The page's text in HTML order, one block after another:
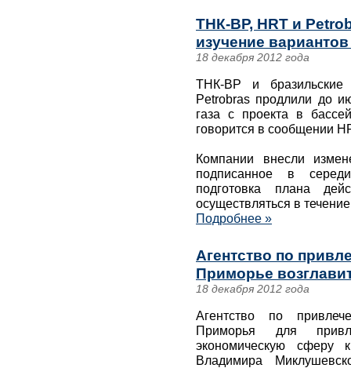
ТНК-ВР, HRT и
изучение
18 декабря 2012 года
ТНК-ВР и
Petrobras продлили до
газа с проекта в
говорится в сообщении
Компании внесли
подписанное в
подготовка плана
осуществляться в
Подробнее »
Агентство по
Приморье
18 декабря 2012 года
Агентство по
Приморья для
экономическую
Владимира